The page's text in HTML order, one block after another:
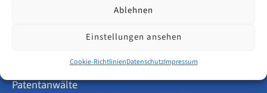
Ablehnen
Einstellungen ansehen
Cookie-RichtlinienDatenschutzImpressum
Patentanwälte